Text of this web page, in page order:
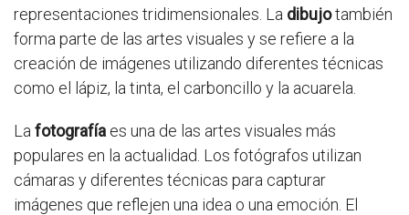
representaciones tridimensionales. La dibujotambién
forma parte de las artes visuales y se refiere a la
creación de imágenes utilizando diferentes técnicas
como el lápiz, la tinta, el carboncillo y la acuarela.
La fotografía es una de las artes visuales más
populares en la actualidad. Los fotógrafos utilizan
cámaras y diferentes técnicas para capturar
imágenes que reflejen una idea o una emoción. El